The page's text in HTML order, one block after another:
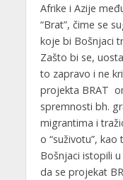
Afrike i Azije
“Brat”, čime se
koje bi Bošnjaci
Zašto bi se,
to zapravo i ne
projekta BRAT
spremnosti bh.
migrantima i
o “suživotu”,
Bošnjaci istopili
da se projekat